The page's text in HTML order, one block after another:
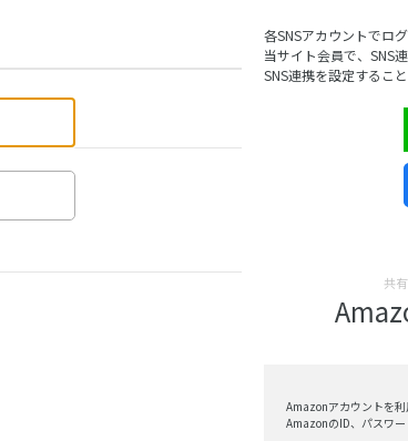
各SNSアカウントでロ
当サイト会員で、SNS
SNS連携を設定すること
共
Amazonアカウントを利
AmazonのID、パスワー